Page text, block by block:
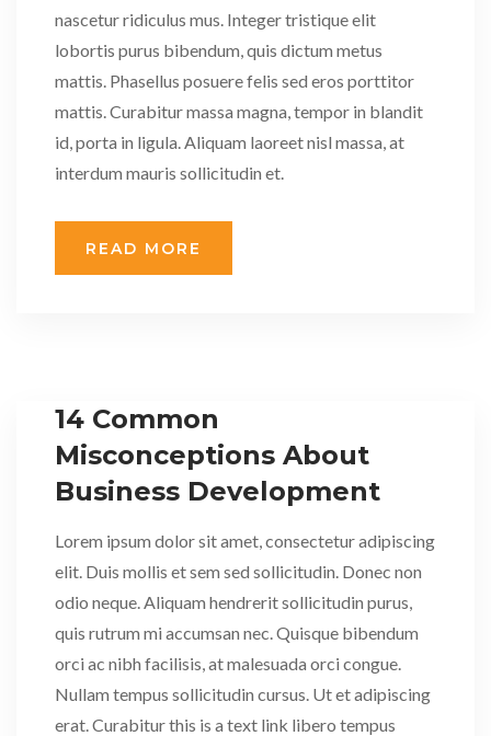
nascetur ridiculus mus. Integer tristique elit
lobortis purus bibendum, quis dictum metus
mattis. Phasellus posuere felis sed eros porttitor
mattis. Curabitur massa magna, tempor in blandit
id, porta in ligula. Aliquam laoreet nisl massa, at
interdum mauris sollicitudin et.
READ MORE
14 Common
Misconceptions About
Business Development
Lorem ipsum dolor sit amet, consectetur adipiscing
elit. Duis mollis et sem sed sollicitudin. Donec non
odio neque. Aliquam hendrerit sollicitudin purus,
quis rutrum mi accumsan nec. Quisque bibendum
orci ac nibh facilisis, at malesuada orci congue.
Nullam tempus sollicitudin cursus. Ut et adipiscing
erat. Curabitur this is a text link libero tempus